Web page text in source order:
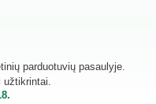
parduotuvių pasaulyje.
užtikrintai.